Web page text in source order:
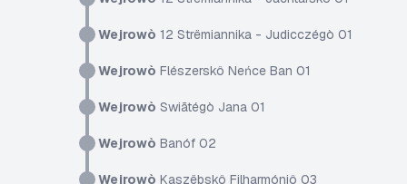
Wejrowò 12 Strëmiannika - Judicczégò 01
Wejrowò Flészerskô Neńce Ban 01
Wejrowò Swiãtégò Jana 01
Wejrowò Banóf 02
Wejrowò Kaszëbskô Filharmóniô 03